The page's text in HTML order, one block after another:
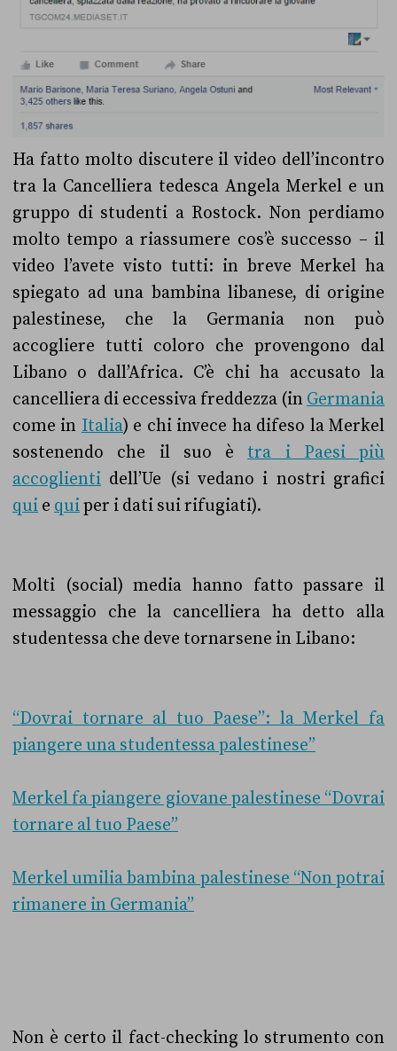
Ha fatto molto discutere il video dell’incontro
tra la Cancelliera tedesca Angela Merkel e un
gruppo di studenti a Rostock. Non perdiamo
molto tempo a riassumere cos’è successo – il
video l’avete visto tutti: in breve Merkel ha
spiegato ad una bambina libanese, di origine
palestinese, che la Germania non può
accogliere tutti coloro che provengono dal
Libano o dall’Africa. C’è chi ha accusato la
cancelliera di eccessiva freddezza (in Germania
come in Italia) e chi invece ha difeso la Merkel
sostenendo che il suo è tra i Paesi più
accoglienti dell’Ue (si vedano i nostri grafici
qui e quiper i dati sui rifugiati).
Molti (social) media hanno fatto passare il
messaggio che la cancelliera ha detto alla
studentessa che deve tornarsene in Libano:
“Dovrai tornare al tuo Paese”: la Merkel fa
piangere una studentessa palestinese”
Merkel fa piangere giovane palestinese “Dovrai
tornare al tuo Paese”
Merkel umilia bambina palestinese “Non potrai
rimanere in Germania”
Non è certo il fact-checking lo strumento con